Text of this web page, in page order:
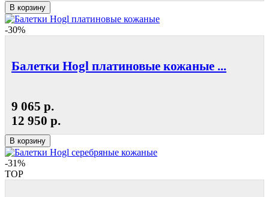
В корзину
-30%
Балетки Hogl платиновые кожаные ...
9 065 р.
12 950 р.
В корзину
-31%
TOP